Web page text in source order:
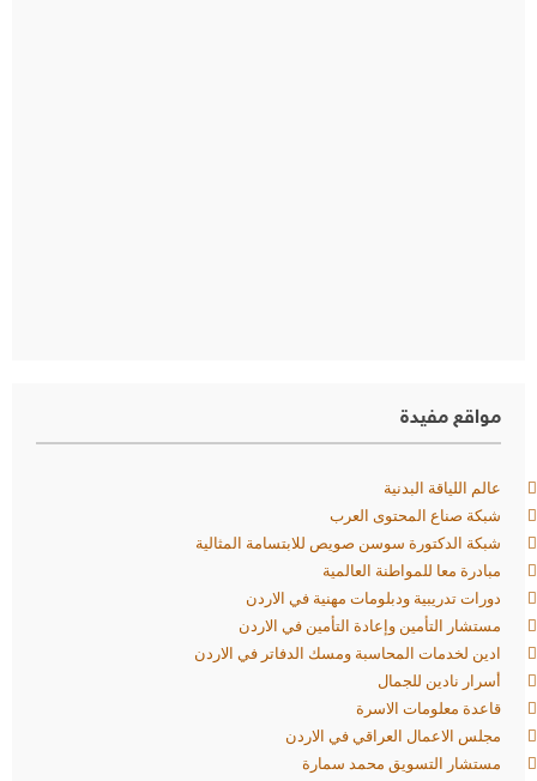
مواقع مفيدة
عالم اللياقة البدنية
شبكة صناع المحتوى العرب
شبكة الدكتورة سوسن صويص للابتسامة المثالية
مبادرة معا للمواطنة العالمية
دورات تدريبية ودبلومات مهنية في الاردن
مستشار التأمين وإعادة التأمين في الاردن
ادين لخدمات المحاسبة ومسك الدفاتر في الاردن
أسرار نادين للجمال
قاعدة معلومات الاسرة
مجلس الاعمال العراقي في الاردن
مستشار التسويق محمد سمارة